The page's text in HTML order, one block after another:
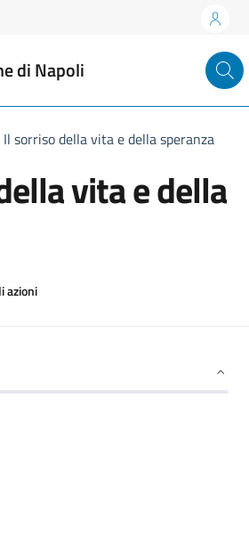
di Napoli
Il sorriso della vita e della speranza
vita e della
azioni